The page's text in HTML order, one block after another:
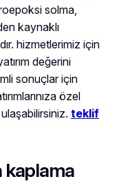
solma,
kaynaklı
hizmetlerimiz için
değerini
sonuçlar için
özel
teklif
kaplama